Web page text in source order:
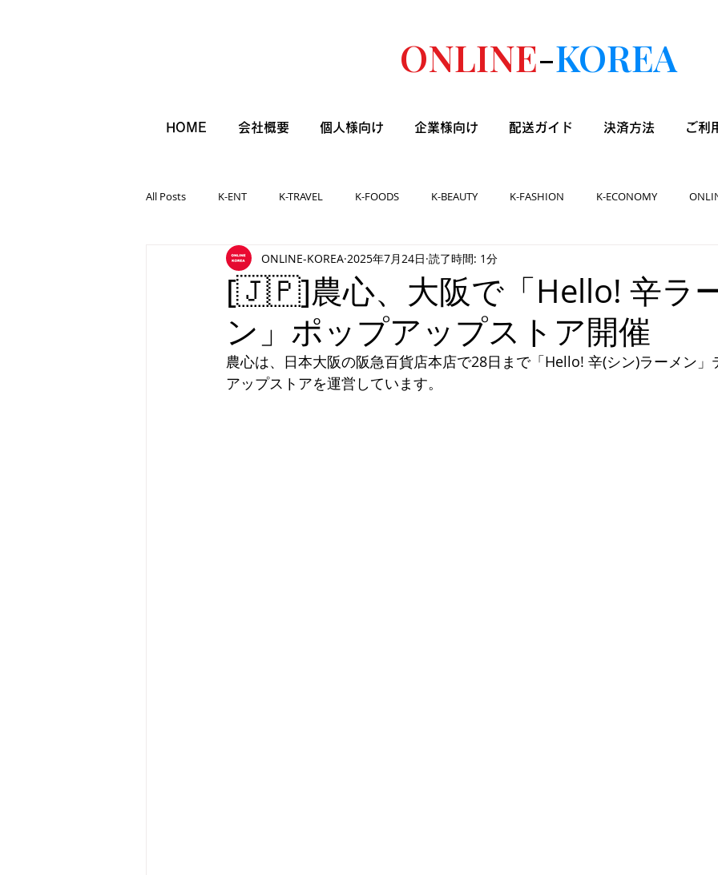
ONLINE-KOREA
HOME 会社概要 個人様向け 企業様向け 配送ガイド 決済方法 ご利
All Posts K-ENT K-TRAVEL K-FOODS K-BEAUTY K-FASHION K-ECONOMY
[🇯🇵]農心、大阪で「Hello! 辛ラ
ン」ポップアップストア開催
ONLINE-KOREA 2025年7月24日 読了時間: 1分
農心は、日本大阪の阪急百貨店本店で28日まで「Hello! 辛(シン)ラーメン」
アップストアを運営しています。